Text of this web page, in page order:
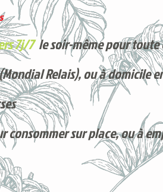
7j/7le soir-même pour
Relais), ou à domicile
consommer sur place, ou à e